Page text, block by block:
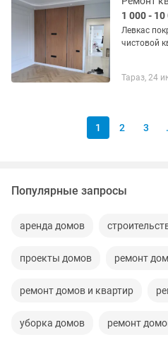
1 000 -
Левкас
чистовой
Тараз, 24
1 2 3
Популярные запросы
аренда домов
проекты домов ремонт
ремонт домов и квартир
уборка домов ремонт